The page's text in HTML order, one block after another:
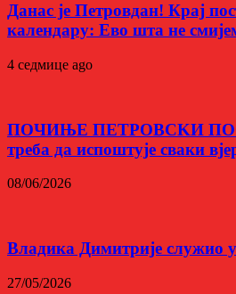
Данас је Петровдан! Крај
календару: Ево шта не
4 седмице ago
ПОЧИЊЕ ПЕТРОВСKИ
треба да испоштује сваки
08/06/2026
Владика Димитрије служио
27/05/2026